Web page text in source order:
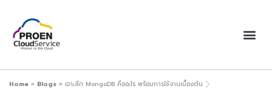
Home » Blogs » เจาะลึก MongoDB คืออะไร พร้อมการใช้งานเบื้องต้น